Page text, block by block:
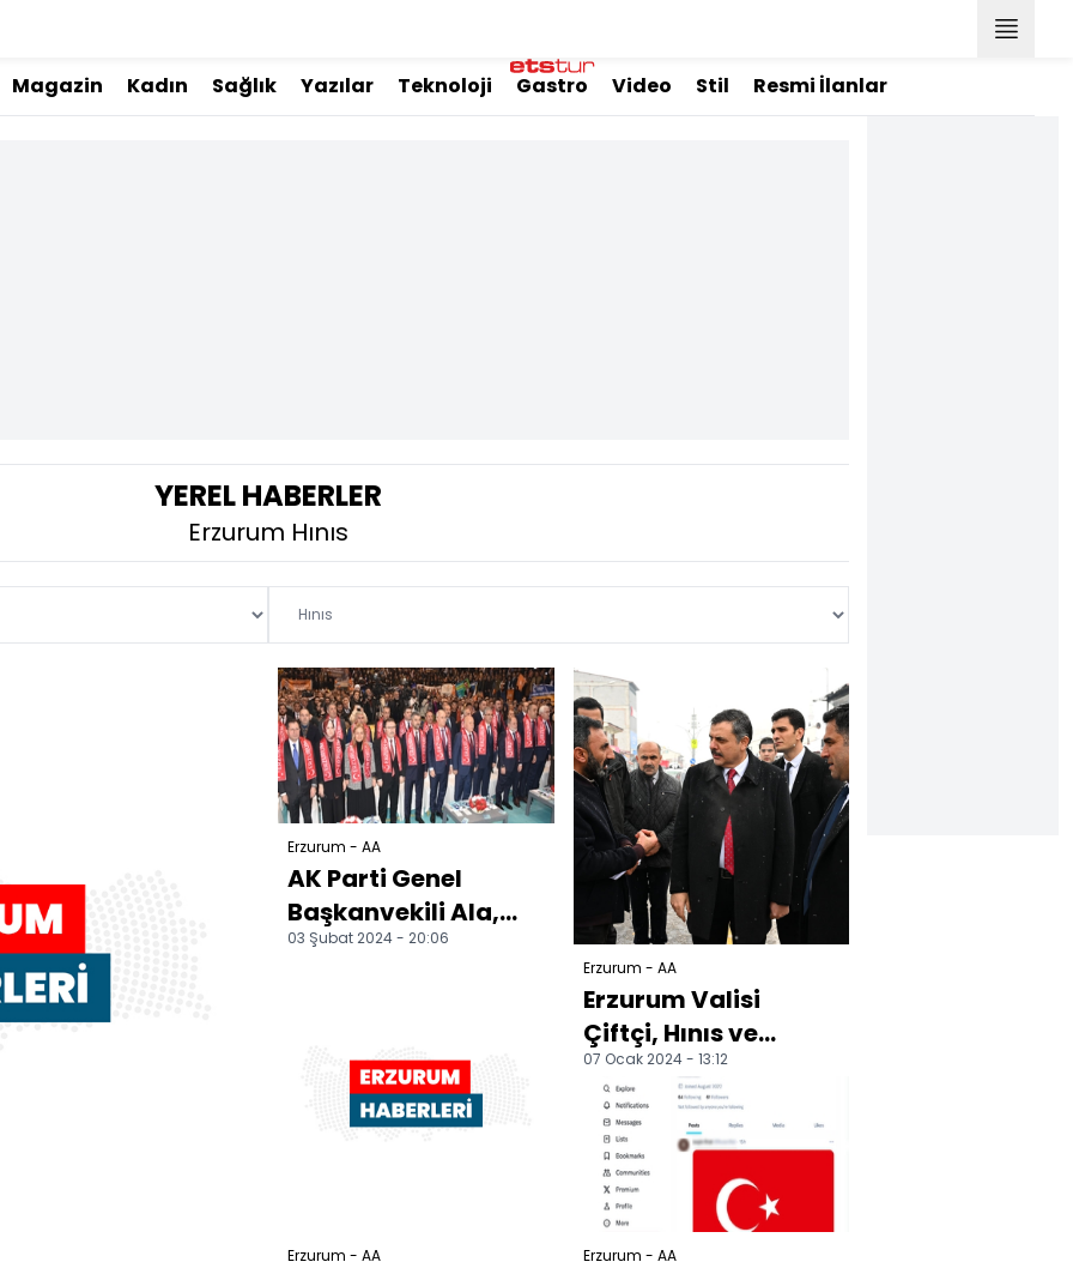
Magazin Kadın Sağlık Yazılar Teknoloji Gastro Video Stil Resmi İlanlar
YEREL HABERLER
Erzurum Hınıs
Erzurum - AA
AK Parti Genel
Başkanvekili Ala,
Erzurum İlçe
03 Şubat 2024 - 20:06
Erzurum - AA
Erzurum - AA
Erzurum Valisi
Çiftçi, Hınıs ve
Tekman'ı ziyaret etti
07 Ocak 2024 - 13:12
Erzurum - AA